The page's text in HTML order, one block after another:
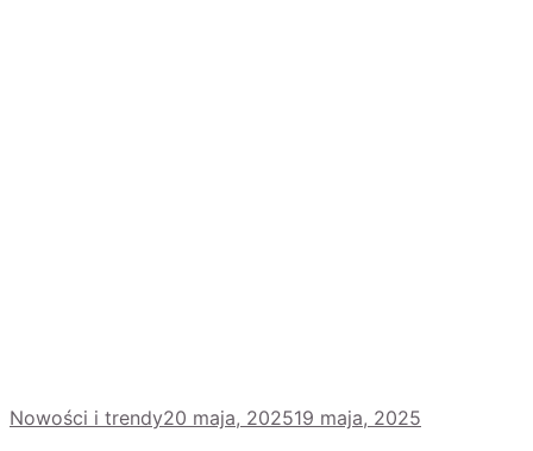
Nowości i trendy20 maja, 202519 maja, 2025